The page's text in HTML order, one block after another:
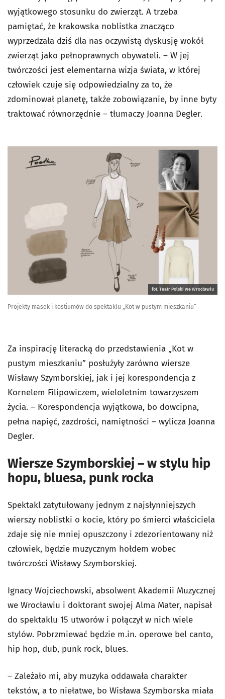
wyjątkowego stosunku do zwierząt. A trzeba
pamiętać, że krakowska noblistka znacząco
wyprzedzała dziś dla nas oczywistą dyskusję wokół
zwierząt jako pełnoprawnych obywateli. – W jej
twórczości jest elementarna wizja świata, w której
człowiek czuje się odpowiedzialny za to, że
zdominował planetę, także zobowiązanie, by inne byty
traktować równorzędnie – tłumaczy Joanna Degler.
fot. Teatr Polski we Wrocławiu
Projekty masek i kostiumów do spektaklu „Kot w pustym mieszkaniu”
Za inspirację literacką do przedstawienia „Kot w
pustym mieszkaniu” posłużyły zarówno wiersze
Wisławy Szymborskiej, jak i jej korespondencja z
Kornelem Filipowiczem, wieloletnim towarzyszem
życia. – Korespondencja wyjątkowa, bo dowcipna,
pełna napięć, zazdrości, namiętności – wylicza Joanna
Degler.
Wiersze Szymborskiej – w stylu hip
hopu, bluesa, punk rocka
Spektakl zatytułowany jednym z najsłynniejszych
wierszy noblistki o kocie, który po śmierci właściciela
zdaje się nie mniej opuszczony i zdezorientowany niż
człowiek, będzie muzycznym hołdem wobec
twórczości Wisławy Szymborskiej.
Ignacy Wojciechowski, absolwent Akademii Muzycznej
we Wrocławiu i doktorant swojej Alma Mater, napisał
do spektaklu 15 utworów i połączył w nich wiele
stylów. Pobrzmiewać będzie m.in. operowe bel canto,
hip hop, dub, punk rock, blues.
– Zależało mi, aby muzyka oddawała charakter
tekstów, a to niełatwe, bo Wisława Szymborska miała